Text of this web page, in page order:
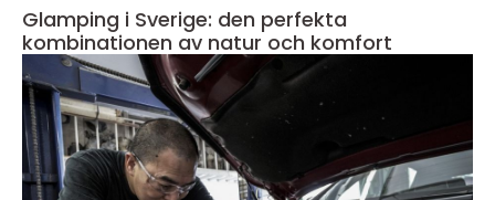
Glamping i Sverige: den perfekta
kombinationen av natur och komfort